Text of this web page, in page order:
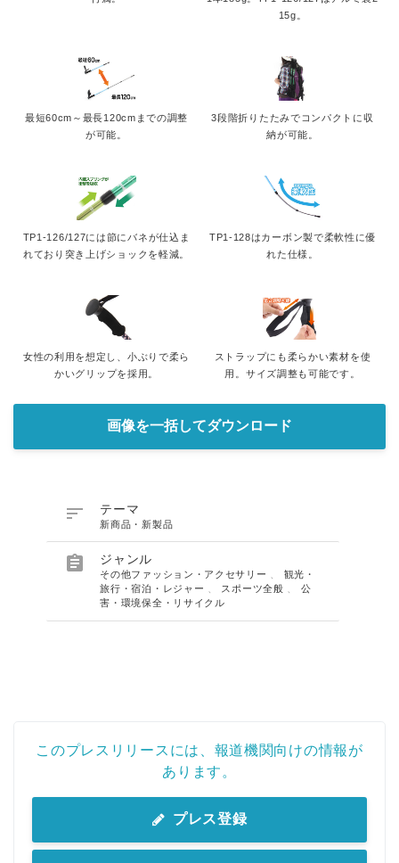
15g。
最短60cm～最長120cmまでの調整
が可能。
3段階折りたたみでコンパクトに収
納が可能。
TP1-126/127には節にバネが仕込ま
れており突き上げショックを軽減。
TP1-128はカーボン製で柔軟性に優
れた仕様。
女性の利用を想定し、小ぶりで柔ら
かいグリップを採用。
ストラップにも柔らかい素材を使
用。サイズ調整も可能です。
画像を一括してダウンロード
 テーマ
新商品・新製品
 ジャンル
その他ファッション・アクセサリー
観光・
旅行・宿泊・レジャー
スポーツ全般
公
害・環境保全・リサイクル
このプレスリリースには、報道機関向けの情報が
あります。
プレス登録